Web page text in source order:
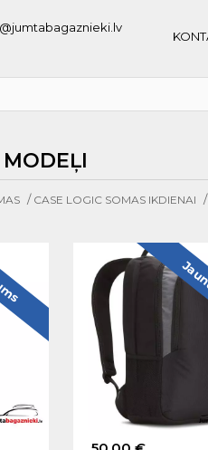
/ CASE LOGIC SOMAS IKDIENAI /